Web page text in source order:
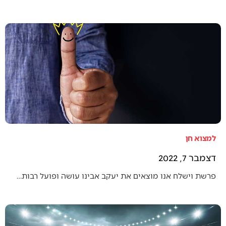
למצוא חן
דצמבר 7, 2022
פרשת וישלח אנו מוצאים את יעקב אבינו עושה ופועל רבות…